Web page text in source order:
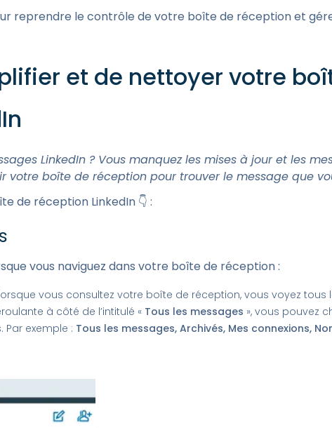
reprendre le contrôle de votre boîte de réception et
et de nettoyer votre
LinkedIn ? Vous manquez les mises à jour et les
votre boîte de réception pour trouver le message que
de réception LinkedIn 👇 :
vous naviguez dans votre boîte de réception :
vous consultez votre boîte de réception, vous voyez tous
à côté de l’intitulé « Tous les messages », vous pouvez
exemple : Tous les messages, Archivés, Mes connexions,